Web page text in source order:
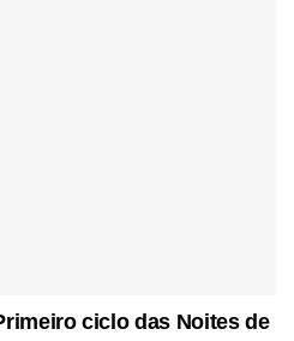
ciclo das Noites de